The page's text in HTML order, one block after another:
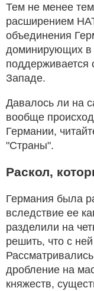
Тем не менее
расширением
объединения
доминирующих в
поддерживается
Западе.
Давалось ли на
вообще
Германии,
"Страны".
Раскол,
Германия была
вследствие ее
разделили на
решить, что с
дробление на
княжеств,